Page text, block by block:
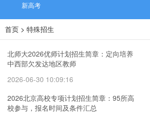
新高考
首页 > 特殊招生
北师大2026优师计划招生简章：定向培养
中西部欠发达地区教师
2026-06-30 10:09:16
2026北京高校专项计划招生简章：95所高
校参与，报名时间及条件汇总